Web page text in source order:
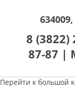
8 (3822)
87-87 |
Перейти к большой